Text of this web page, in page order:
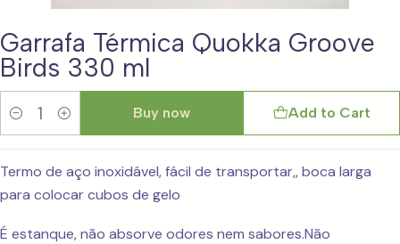
Garrafa Térmica Quokka Groove
Birds 330 ml
Quantity
Add to Cart
Buy now
Termo de aço inoxidável, fácil de transportar,, boca larga
para colocar cubos de gelo
É estanque, não absorve odores nem sabores.Não